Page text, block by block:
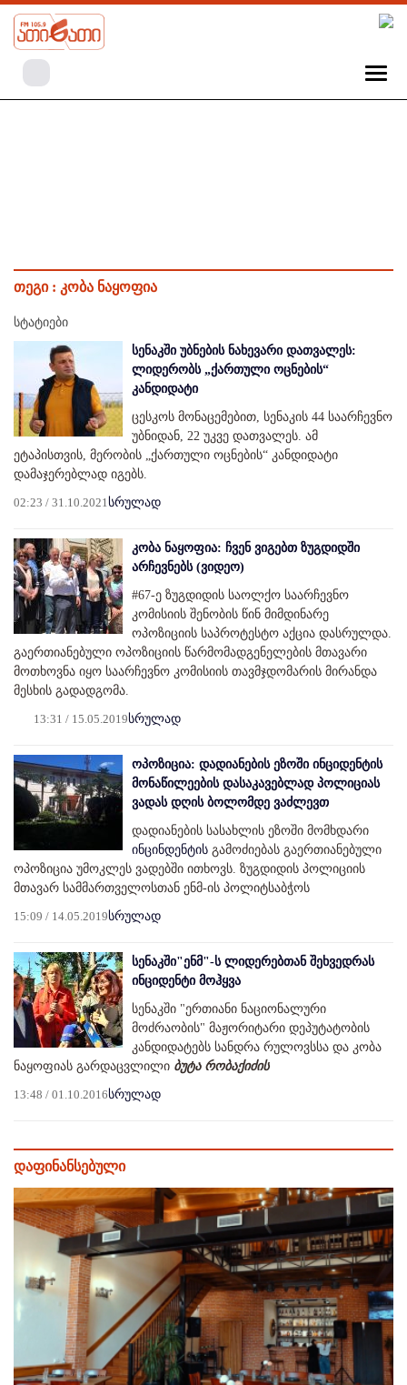
თეგი : კობა ნაყოფია
სტატიები
სენაკში უბნების ნახევარი დათვალეს:
ლიდერობს „ქართული ოცნების“
კანდიდატი
ცესკოს მონაცემებით, სენაკის 44 საარჩევნო
უბნიდან, 22 უკვე დათვალეს. ამ
ეტაპისთვის, მერობის „ქართული ოცნების“ კანდიდატი
დამაჯერებლად იგებს.
02:23 / 31.10.2021სრულად
კობა ნაყოფია: ჩვენ ვიგებთ ზუგდიდში
არჩევნებს (ვიდეო)
#67-ე ზუგდიდის საოლქო საარჩევნო
კომისიის შენობის წინ მიმდინარე
ოპოზიციის საპროტესტო აქცია დასრულდა.
გაერთიანებული ოპოზიციის წარმომადგენელების მთავარი
მოთხოვნა იყო საარჩევნო კომისიის თავმჯდომარის მირანდა
მესხის გადადგომა.
13:31 / 15.05.2019სრულად
ოპოზიცია: დადიანების ეზოში ინციდენტის
მონაწილეების დასაკავებლად პოლიციას
ვადას დღის ბოლომდე ვაძლევთ
დადიანების სასახლის ეზოში მომხდარი
ინცინდენტის გამოძიებას გაერთიანებული
ოპოზიცია უმოკლეს ვადებში ითხოვს. ზუგდიდის პოლიციის
მთავარ სამმართველოსთან ენმ-ის პოლიტსაბჭოს
15:09 / 14.05.2019სრულად
სენაკში"ენმ"-ს ლიდერებთან შეხვედრას
ინციდენტი მოჰყვა
სენაკში "ერთიანი ნაციონალური
მოძრაობის" მაჟორიტარი დეპუტატობის
კანდიდატებს სანდრა რულოვსსა და კობა
ნაყოფიას გარდაცვლილი ბუტა რობაქიძის
13:48 / 01.10.2016სრულად
დაფინანსებული